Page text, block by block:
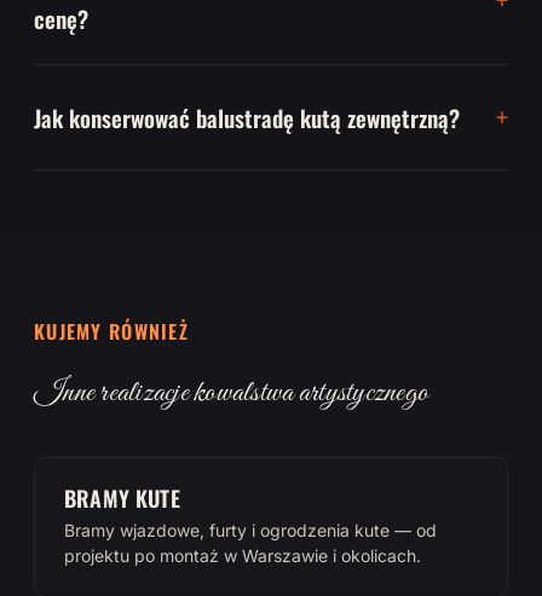
cenę?
Jak konserwować balustradę kutą zewnętrzną?
KUJEMY RÓWNIEŻ
Inne realizacje kowalstwa artystycznego
BRAMY KUTE
Bramy wjazdowe, furty i ogrodzenia kute — od
projektu po montaż w Warszawie i okolicach.